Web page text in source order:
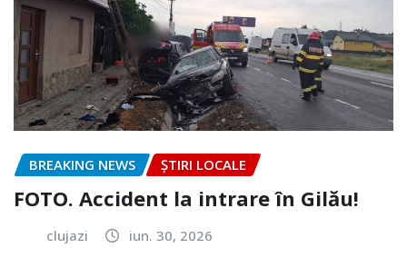
BREAKING NEWS ȘTIRI LOCALE
FOTO. Accident la intrare în Gilău!
clujazi iun. 30, 2026